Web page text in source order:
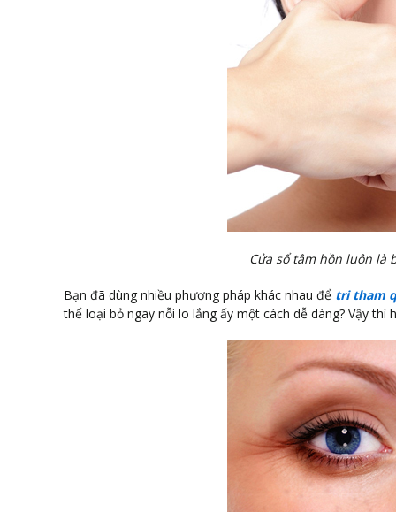
Cửa sổ tâm hồn luôn là
Bạn đã dùng nhiều phương pháp khác nhau để tri tham
thể loại bỏ ngay nỗi lo lắng ấy một cách dễ dàng? Vậy